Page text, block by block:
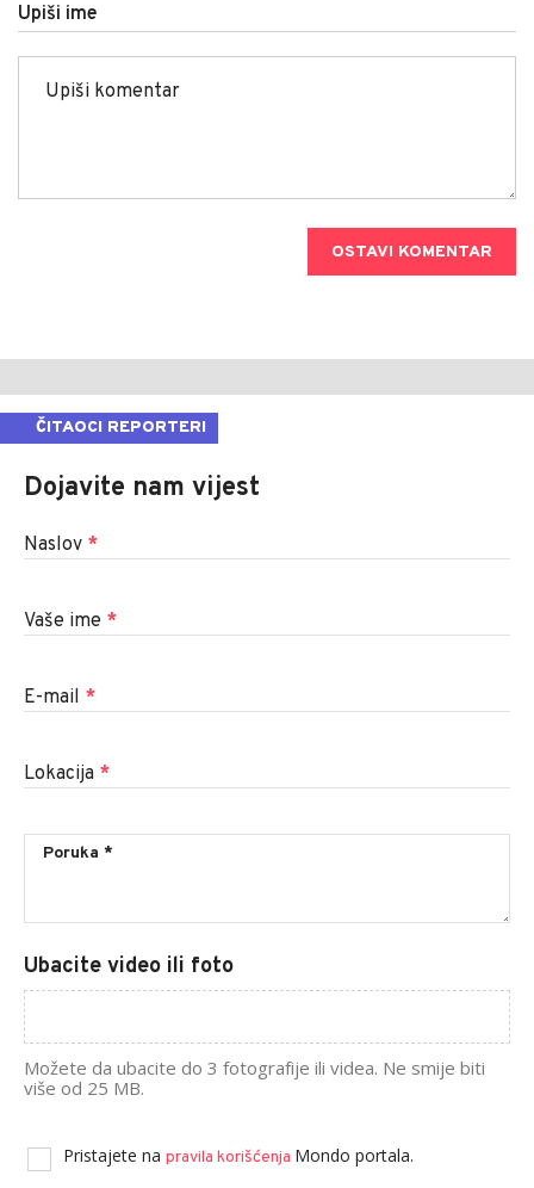
Upiši ime
OSTAVI KOMENTAR
ČITAOCI REPORTERI
Dojavite nam vijest
Naslov *
Vaše ime *
E-mail *
Lokacija *
Ubacite video ili foto
Možete da ubacite do 3 fotografije ili videa. Ne smije biti
više od 25 MB.
Pristajete na pravila korišćenja Mondo portala.